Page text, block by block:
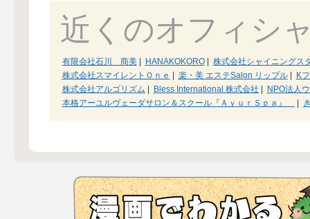
近くのオフィシ
有限会社石川 商美| HANAKOKORO|
株式会社シャイニングス
株式会社スマイレントＯｎｅ
楽・美 エステSalon リップル|
K
株式会社アルゴリズム
Bless International 株式会社
NPO法人
本格アーユルヴェーダサロン＆スクール『ＡｙｕｒＳｐａ』